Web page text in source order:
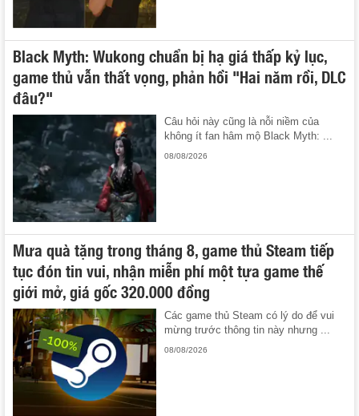
Black Myth: Wukong chuẩn bị hạ giá thấp kỷ lục,
game thủ vẫn thất vọng, phản hồi "Hai năm rồi, DLC
đâu?"
Câu hỏi này cũng là nỗi niềm của
không ít fan hâm mộ Black Myth: ...
08/08/2026
Mưa quà tặng trong tháng 8, game thủ Steam tiếp
tục đón tin vui, nhận miễn phí một tựa game thế
giới mở, giá gốc 320.000 đồng
Các game thủ Steam có lý do để vui
mừng trước thông tin này nhưng ...
08/08/2026